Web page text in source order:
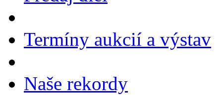
Termíny aukcií a výstav
Naše rekordy